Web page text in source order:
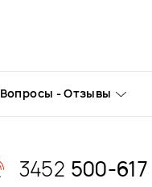
Вопросы - Отзывы
3452 500-617